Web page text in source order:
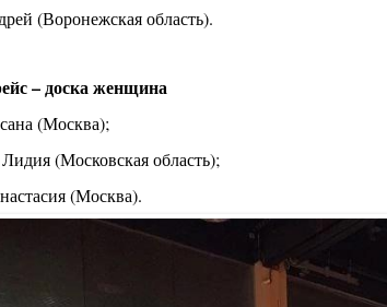
(Воронежская область).
– доска женщина
(Москва);
(Московская область);
(Москва).